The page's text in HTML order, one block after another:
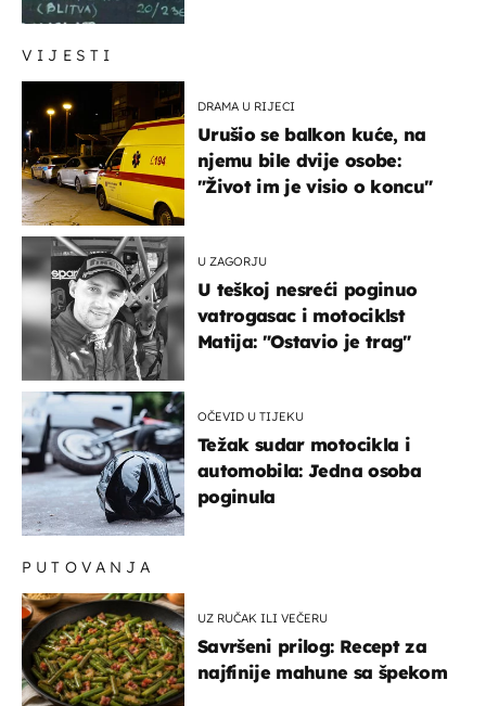
VIJESTI
DRAMA U RIJECI
Urušio se balkon kuće, na
njemu bile dvije osobe:
"Život im je visio o koncu"
U ZAGORJU
U teškoj nesreći poginuo
vatrogasac i motociklst
Matija: "Ostavio je trag"
OČEVID U TIJEKU
Težak sudar motocikla i
automobila: Jedna osoba
poginula
PUTOVANJA
UZ RUČAK ILI VEČERU
Savršeni prilog: Recept za
najfinije mahune sa špekom